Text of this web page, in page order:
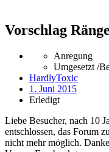
Vorschlag Ränge
Anregung
Umgesetzt /
HardlyToxic
1. Juni 2015
Erledigt
Liebe Besucher, nach 10
entschlossen, das Forum
nicht mehr möglich.